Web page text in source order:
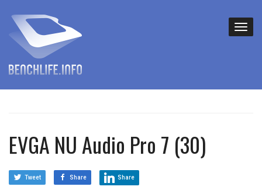
EVGA NU Audio Pro 7 (30)
Tweet Share Share